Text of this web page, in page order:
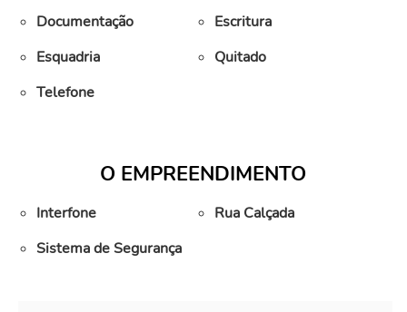
Documentação
Escritura
Esquadria
Quitado
Telefone
O EMPREENDIMENTO
Interfone
Rua Calçada
Sistema de Segurança